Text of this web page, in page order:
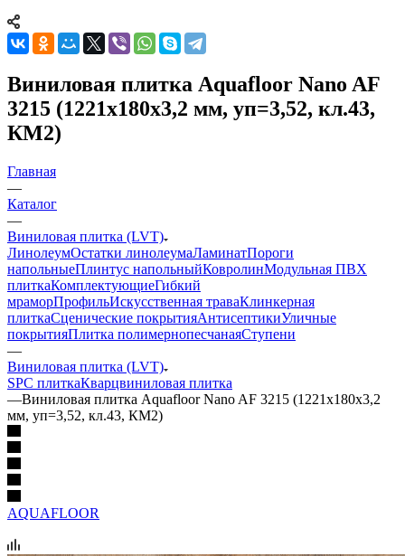
Виниловая плитка Aquafloor Nano AF
3215 (1221х180х3,2 мм, уп=3,52, кл.43,
КМ2)
Главная
—
Каталог
—
Виниловая плитка (LVT)
ЛинолеумОстатки линолеумаЛаминатПороги
напольныеПлинтус напольныйКовролинМодульная ПВХ
плиткаКомплектующиеГибкий
мраморПрофильИскусственная траваКлинкерная
плиткаСценические покрытияАнтисептикиУличные
покрытияПлитка полимернопесчанаяСтупени
—
Виниловая плитка (LVT)
SPC плиткаКварцвиниловая плитка
—Виниловая плитка Aquafloor Nano AF 3215 (1221х180х3,2
мм, уп=3,52, кл.43, КМ2)
AQUAFLOOR